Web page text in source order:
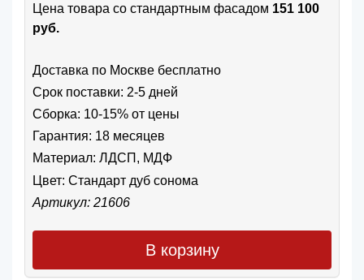
Цена товара cо стандартным фасадом 151 100
руб.
Доставка по Москве бесплатно
Срок поставки: 2-5 дней
Сборка: 10-15% от цены
Гарантия: 18 месяцев
Материал: ЛДСП, МДФ
Цвет: Стандарт дуб сонома
Артикул: 21606
В корзину